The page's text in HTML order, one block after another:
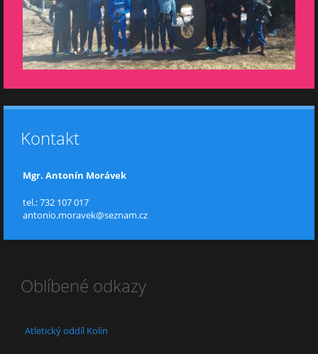
Kontakt
Mgr. Antonín Morávek
tel.: 732 107 017
antonio.moravek@seznam.cz
Oblíbené odkazy
Atletický oddíl Kolín